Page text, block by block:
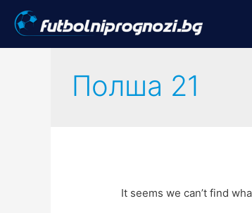
Полша 21
It seems we can’t find